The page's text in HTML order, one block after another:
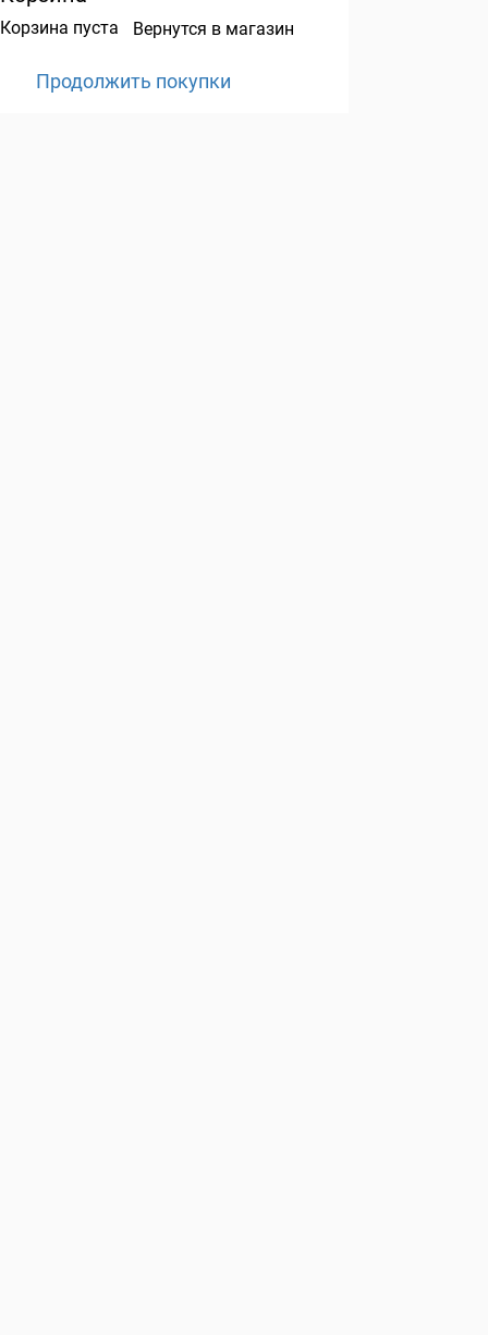
Корзина пуста Вернутся в магазин
Продолжить покупки